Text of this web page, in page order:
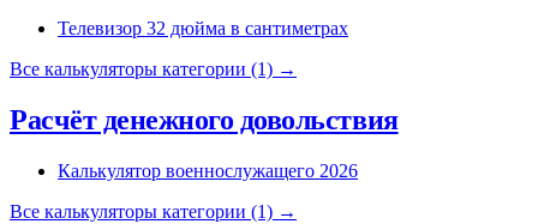
Телевизор 32 дюйма в сантиметрах
Все калькуляторы категории (1) →
Расчёт денежного довольствия
Калькулятор военнослужащего 2026
Все калькуляторы категории (1) →